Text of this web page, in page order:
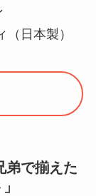
日本製）
弟で揃えた